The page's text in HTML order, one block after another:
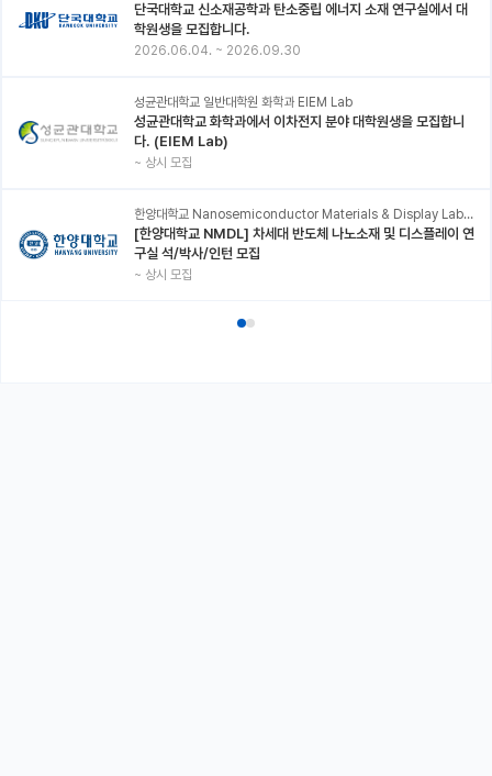
단국대학교 신소재공학과 탄소중립 에너지 소재 연구실에서 대
학원생을 모집합니다.
2026.06.04. ~ 2026.09.30
성균관대학교 일반대학원 화학과 EIEM Lab
성균관대학교 화학과에서 이차전지 분야 대학원생을 모집합니
다. (EIEM Lab)
~ 상시 모집
한양대학교 Nanosemiconductor Materials & Display Laboratory
[한양대학교 NMDL] 차세대 반도체 나노소재 및 디스플레이 연
구실 석/박사/인턴 모집
~ 상시 모집